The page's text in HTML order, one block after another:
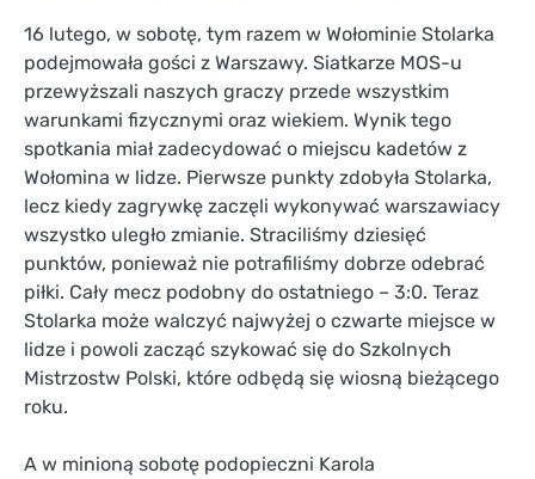
16 lutego, w sobotę, tym razem w Wołominie Stolarka
podejmowała gości z Warszawy. Siatkarze MOS-u
przewyższali naszych graczy przede wszystkim
warunkami fizycznymi oraz wiekiem. Wynik tego
spotkania miał zadecydować o miejscu kadetów z
Wołomina w lidze. Pierwsze punkty zdobyła Stolarka,
lecz kiedy zagrywkę zaczęli wykonywać warszawiacy
wszystko uległo zmianie. Straciliśmy dziesięć
punktów, ponieważ nie potrafiliśmy dobrze odebrać
piłki. Cały mecz podobny do ostatniego – 3:0. Teraz
Stolarka może walczyć najwyżej o czwarte miejsce w
lidze i powoli zacząć szykować się do Szkolnych
Mistrzostw Polski, które odbędą się wiosną bieżącego
roku.
A w minioną sobotę podopieczni Karola